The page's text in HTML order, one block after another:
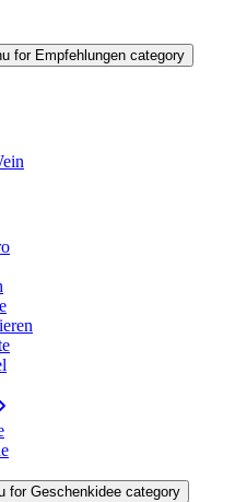
for Empfehlungen category
for Geschenkidee category